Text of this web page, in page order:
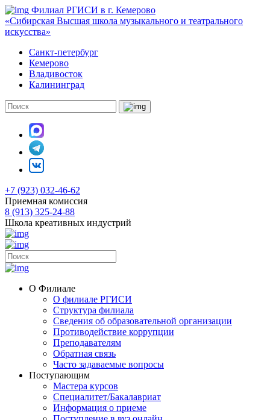
Филиал РГИСИ в г. Кемерово
«Сибирская Высшая школа музыкального и театрального
искусства»
Санкт-петербург
Кемерово
Владивосток
Калининград
+7 (923) 032-46-62
Приемная комиссия
8 (913) 325-24-88
Школа креативных индустрий
О Филиале
О филиале РГИСИ
Структура филиала
Сведения об образовательной организации
Противодействие коррупции
Преподавателям
Обратная связь
Часто задаваемые вопросы
Поступающим
Мастера курсов
Специалитет/Бакалавриат
Информация о приеме